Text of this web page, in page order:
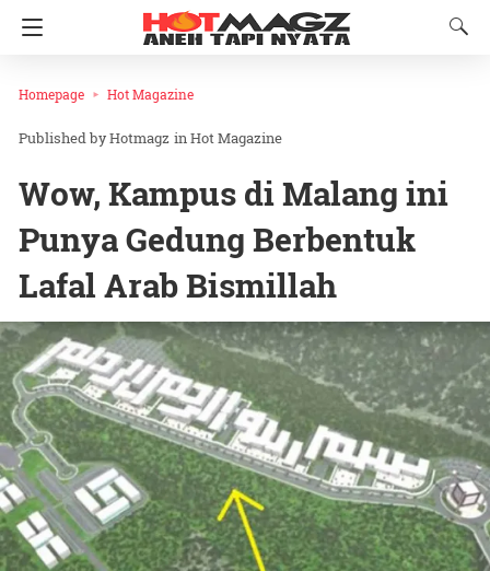
Homepage Hot Magazine
Hotmagz inHot Magazine
Wow, Kampus di Malang ini
Punya Gedung Berbentuk
Lafal Arab Bismillah